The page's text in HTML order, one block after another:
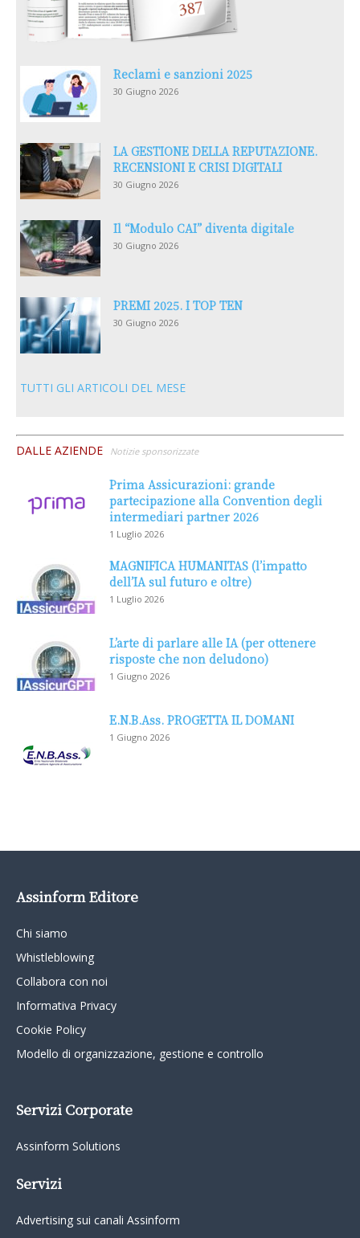
Reclami e sanzioni 2025
30 Giugno 2026
LA GESTIONE DELLA REPUTAZIONE.
RECENSIONI E CRISI DIGITALI
30 Giugno 2026
Il “Modulo CAI” diventa digitale
30 Giugno 2026
PREMI 2025. I TOP TEN
30 Giugno 2026
TUTTI GLI ARTICOLI DEL MESE
DALLE AZIENDE Notizie sponsorizzate
Prima Assicurazioni: grande
partecipazione alla Convention degli
intermediari partner 2026
1 Luglio 2026
MAGNIFICA HUMANITAS (l’impatto
dell’IA sul futuro e oltre)
1 Luglio 2026
L’arte di parlare alle IA (per ottenere
risposte che non deludono)
1 Giugno 2026
E.N.B.Ass. PROGETTA IL DOMANI
1 Giugno 2026
Assinform Editore
Chi siamo
Whistleblowing
Collabora con noi
Informativa Privacy
Cookie Policy
Modello di organizzazione, gestione e controllo
Servizi Corporate
Assinform Solutions
Servizi
Advertising sui canali Assinform